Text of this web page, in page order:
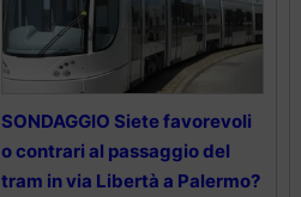
SONDAGGIO Siete favorevoli
o contrari al passaggio del
tram in via Libertà a Palermo?